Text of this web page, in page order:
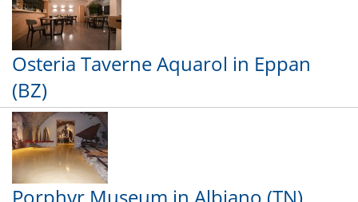
Osteria Taverne Aquarol in Eppan
(BZ)